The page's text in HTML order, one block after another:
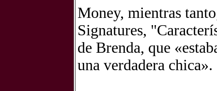
Money, mientras
Signatures,
de Brenda, que
una verdadera chica».